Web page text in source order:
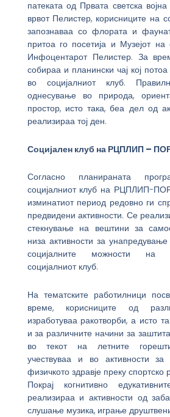
патеката од Првата светска
врвот Пелистер, корисниците на
запознаваа со флората и
притоа го посетија и Музејот
Инфоцентарот Пелистер. За
собираа и планински чај кој
во социјалниот клуб.
однесување во природа,
простор, исто така, беа дел од
реализираа тој ден.
Социјален клуб на РЦПЛИП –
Согласно планираната
социјалниот клуб на РЦПЛИП-
изминатиот период редовно ги
предвидени активности. Се
стекнување на вештини за
низа активности за
социјалните можности на
социјалниот клуб.
На тематските работилници
време, корисниците од
изработуваа ракотворби, а исто
и за различните начини за
во текот на летните
учествуваа и во активности
физичкото здравје преку спортско
Покрај когнитивно
реализираа и активности од
слушање музика, играње